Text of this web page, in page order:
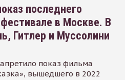
последнего
в Москве. В
Гитлер и Муссолини
показ фильма
вышедшего в 2022